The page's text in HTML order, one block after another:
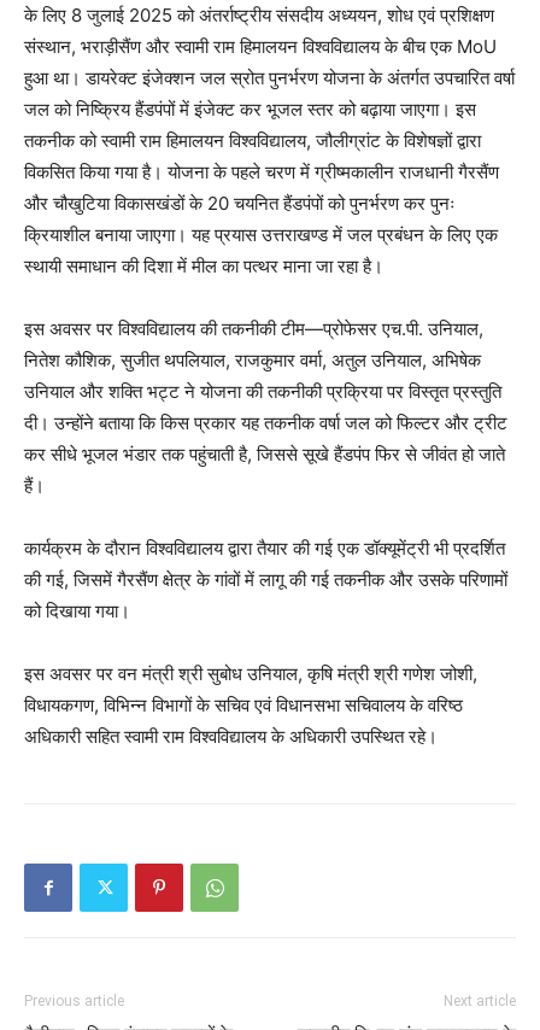
के लिए 8 जुलाई 2025 को अंतर्राष्ट्रीय संसदीय अध्ययन, शोध एवं प्रशिक्षण
संस्थान, भराड़ीसैंण और स्वामी राम हिमालयन विश्वविद्यालय के बीच एक MoU
हुआ था। डायरेक्ट इंजेक्शन जल स्रोत पुनर्भरण योजना के अंतर्गत उपचारित वर्षा
जल को निष्क्रिय हैंडपंपों में इंजेक्ट कर भूजल स्तर को बढ़ाया जाएगा। इस
तकनीक को स्वामी राम हिमालयन विश्वविद्यालय, जौलीग्रांट के विशेषज्ञों द्वारा
विकसित किया गया है। योजना के पहले चरण में ग्रीष्मकालीन राजधानी गैरसैंण
और चौखुटिया विकासखंडों के 20 चयनित हैंडपंपों को पुनर्भरण कर पुनः
क्रियाशील बनाया जाएगा। यह प्रयास उत्तराखण्ड में जल प्रबंधन के लिए एक
स्थायी समाधान की दिशा में मील का पत्थर माना जा रहा है।
इस अवसर पर विश्वविद्यालय की तकनीकी टीम—प्रोफेसर एच.पी. उनियाल,
नितेश कौशिक, सुजीत थपलियाल, राजकुमार वर्मा, अतुल उनियाल, अभिषेक
उनियाल और शक्ति भट्ट ने योजना की तकनीकी प्रक्रिया पर विस्तृत प्रस्तुति
दी। उन्होंने बताया कि किस प्रकार यह तकनीक वर्षा जल को फिल्टर और ट्रीट
कर सीधे भूजल भंडार तक पहुंचाती है, जिससे सूखे हैंडपंप फिर से जीवंत हो जाते
हैं।
कार्यक्रम के दौरान विश्वविद्यालय द्वारा तैयार की गई एक डॉक्यूमेंट्री भी प्रदर्शित
की गई, जिसमें गैरसैंण क्षेत्र के गांवों में लागू की गई तकनीक और उसके परिणामों
को दिखाया गया।
इस अवसर पर वन मंत्री श्री सुबोध उनियाल, कृषि मंत्री श्री गणेश जोशी,
विधायकगण, विभिन्न विभागों के सचिव एवं विधानसभा सचिवालय के वरिष्ठ
अधिकारी सहित स्वामी राम विश्वविद्यालय के अधिकारी उपस्थित रहे।
Previous article Next article